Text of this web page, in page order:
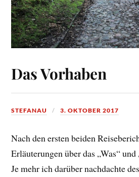
Das Vorhaben
STEFANAU 3. OKTOBER 2017
Nach den ersten beiden
Erläuterungen über das „Was“ und
Je mehr ich darüber nachdachte